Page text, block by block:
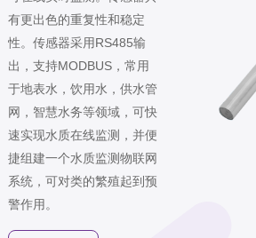
有更出色的重复性和稳定
性。传感器采用RS485输
出，支持MODBUS，常用
于地表水，饮用水，供水管
网，智慧水务等领域，可快
速实现水质在线监测，并便
捷组建一个水质监测物联网
系统，可对类的繁殖起到预
警作用。